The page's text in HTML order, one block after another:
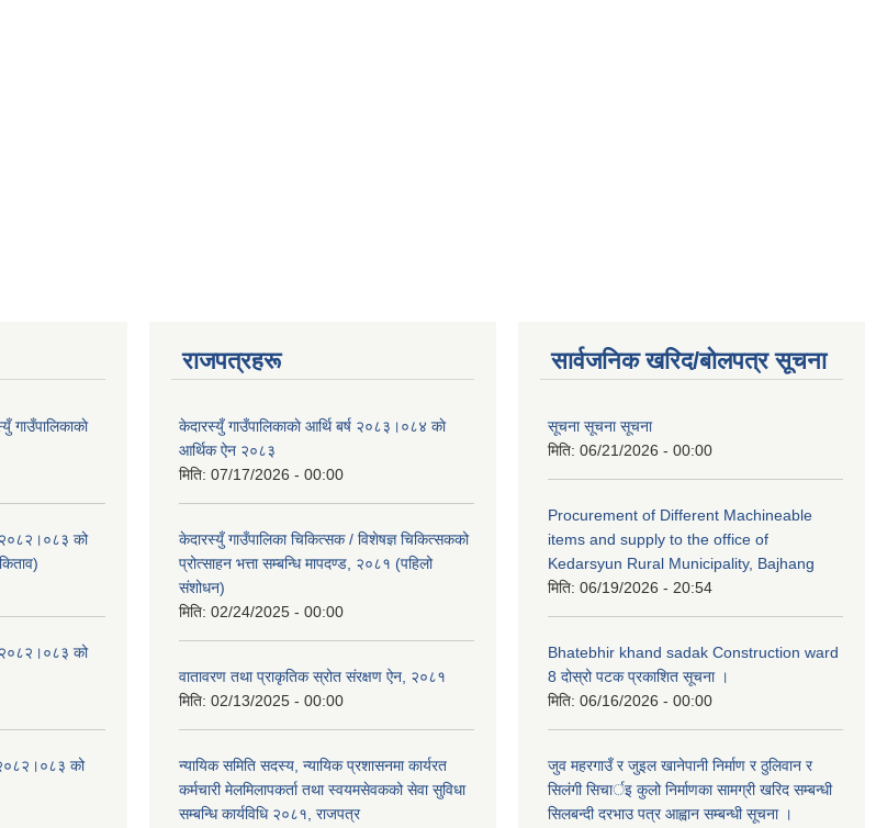
गाउँपालिकाकाे
२०८२।०८३ को
२०८२।०८३ को
२०८२।०८३ को
राजपत्रहरू
केदारस्युँ गाउँपालिकाकाे आर्थि बर्ष २०८३।०८४ काे
आर्थिक ऐन २०८३
मिति: 07/17/2026 - 00:00
केदारस्युँ गाउँपालिका चिकित्सक / विशेषज्ञ चिकित्सकको
प्रोत्साहन भत्ता सम्बन्धि मापदण्ड, २०८१ (पहिलो
संशोधन)
मिति: 02/24/2025 - 00:00
वातावरण तथा प्राकृतिक स्रोत संरक्षण ऐन, २०८१
मिति: 02/13/2025 - 00:00
न्यायिक समिति सदस्य, न्यायिक प्रशासनमा कार्यरत
कर्मचारी मेलमिलापकर्ता तथा स्वयमसेवकको सेवा सुविधा
सम्बन्धि कार्यविधि २०८१, राजपत्र
सार्वजनिक खरिद/बोलपत्र सूचना
सूचना सूचना सूचना
मिति: 06/21/2026 - 00:00
Procurement of Different Machineable
items and supply to the office of
Kedarsyun Rural Municipality, Bajhang
मिति: 06/19/2026 - 20:54
Bhatebhir khand sadak Construction ward
8 दोस्रो पटक प्रकाशित सूचना ।
मिति: 06/16/2026 - 00:00
जुव महरगाउँ र जुइल खानेपानी निर्माण र ठुलिवान र
सिलंगी सिचार्इ कुलो निर्माणका सामग्री खरिद सम्बन्धी
सिलबन्दी दरभाउ पत्र आह्वान सम्बन्धी सूचना ।